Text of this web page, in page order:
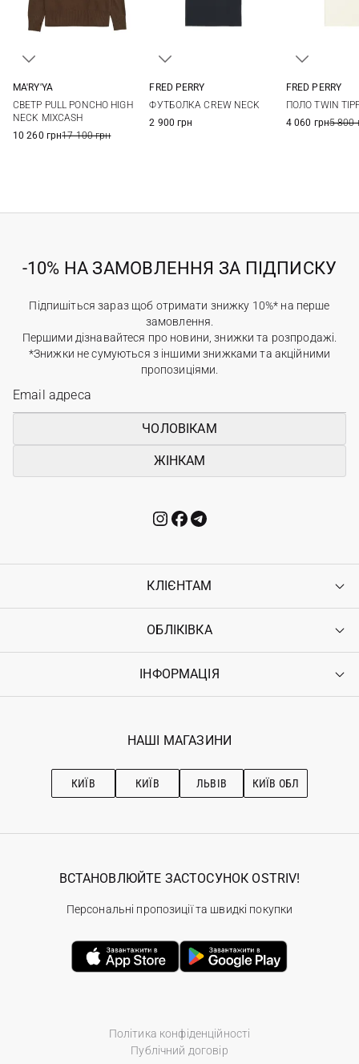
MA'RY'YA
СВЕТР PULL PONCHO HIGH
NECK MIXCASH
10 260 грн17 100 грн
FRED PERRY
ФУТБОЛКА CREW NECK
2 900 грн
FRED PERRY
ПОЛО TWIN
4 060 грн5 800
-10% НА ЗАМОВЛЕННЯ ЗА ПІДПИСКУ
Підпишіться зараз щоб отримати знижку 10%* на перше
замовлення.
Першими дізнавайтеся про новини, знижки та розпродажі.
*Знижки не сумуються з іншими знижками та акційними
пропозиціями.
ЧОЛОВІКАМ
ЖІНКАМ
КЛІЄНТАМ
Контакти
Повернення
Гарантія
ОБЛІКІВКА
Увійти
Ostriv Club+
ІНФОРМАЦІЯ
Наші магазини
Рекомендації з догляду
НАШІ МАГАЗИНИ
КИЇВ КИЇВ ЛЬВІВ КИЇВ ОБЛ
Політика конфіденційності
Публічний договір
ВСТАНОВЛЮЙТЕ ЗАСТОСУНОК OSTRIV!
Персональні пропозиції та швидкі покупки